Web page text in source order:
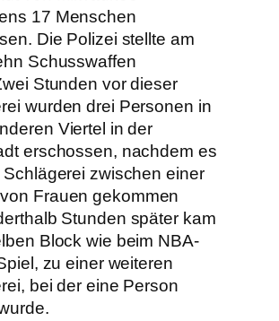
17 Menschen
Die Polizei stellte am
Schusswaffen
Stunden vor dieser
wurden drei Personen in
Viertel in der
erschossen, nachdem es
zwischen einer
Frauen gekommen
Stunden später kam
Block wie beim NBA-
zu einer weiteren
bei der eine Person